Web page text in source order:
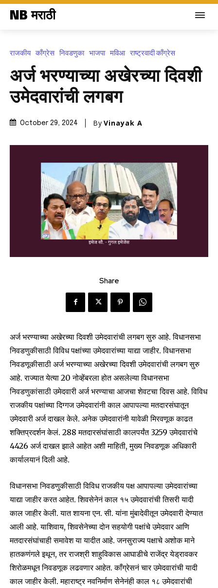
Join our community of
SUBSCRIBERS and be part of the
conversation.
To subscribe, simply enter your email address on our website
or click the subscribe button below. Don't worry, we respect
NB मराठी
राजकीय काँग्रेस निवडणुका भाजपा मविआ राष्ट्रवादी काँग्रेस
अर्ज भरण्याच्या अखेरच्या दिवशी
उमेदवारांची लगबग
October 29, 2024 By Vinayak A
Share
अर्ज भरण्याच्या अखेरच्या दिवशी उमेदवारांची लगबग सुरु आहे. विधानसभा
निवडणुकीसाठी विविध पक्षांच्या उमेदवारांच्या याद्या जाहीर. विधानसभा
निवडणूकीसाठी अर्ज भरण्याच्या अखेरच्या दिवशी उमेदवारांची लगबग सुरु
आहे. राज्यात येत्या 20 नोव्हेंबरला होत असलेल्या विधानसभा
निवडणुकांसाठी उमेदवारी अर्ज भरण्याचा आजचा शेवटचा दिवस आहे. विविध
राजकीय पक्षांच्या दिग्गज उमेदवारांनी काल आपापल्या मतदारसंघातून
उमेदवारी अर्ज दाखल केले. अनेक उमेदवारांनी यावेळी मिरवणूक काढत
शक्तिप्रदर्शन केलं. 288 मतदारसंघांसाठी कालपर्यंत 3259 उमेदवारांचे
4426 अर्ज दाखल झाले आहेत अशी माहिती, मुख्य निवडणूक अधिकारी
कार्यालयानं दिली आहे.
विधानसभा निवडणुकीसाठी विविध राजकीय पक्ष आपापल्या उमेदवारांच्या
याद्या जाहीर करत आहेत. शिवसेनेनं काल १५ उमेदवारांची तिसरी यादी
काल जाहीर केली. यात शायना एन. सी. यांना मुंबादेवीतून उमेदवारी देण्यात
आली आहे. याशिवाय, शिवसेनेच्या दोन सहयोगी पक्षांचे उमेदवार आणि
मतदारसंघांचाही समावेश या यादीत आहे. जनसुराज्य पक्षाचे अशोक माने
हातकणंगले इथून, तर राजश्री शाहुविकास आघाडीचे राजेंद्र येड्रावकर
शिरोळमधून निवडणूक लढवणार आहेत. काँग्रेसनं चार उमेदवारांची यादी
काल जाहीर केली. महाराष्ट्र नवनिर्माण सेनेनंही काल १८ उमेदवारांची